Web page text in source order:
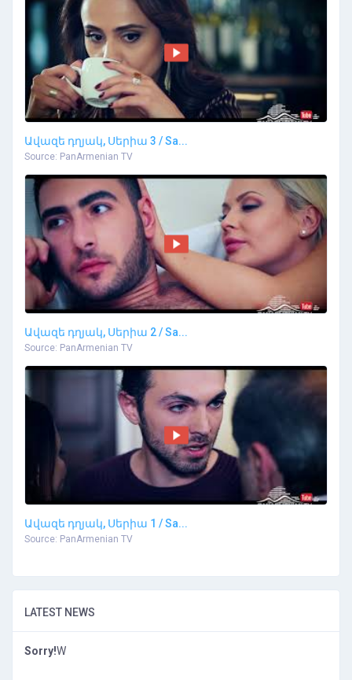
Ավազե դղյակ, Սերիա 3 / Sa...
Source: PanArmenian TV
Ավազե դղյակ, Սերիա 2 / Sa...
Source: PanArmenian TV
Ավազե դղյակ, Սերիա 1 / Sa...
Source: PanArmenian TV
LATEST NEWS
Sorry!W